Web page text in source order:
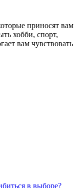
приносят вам
хобби, спорт,
вам чувствовать
в выборе?